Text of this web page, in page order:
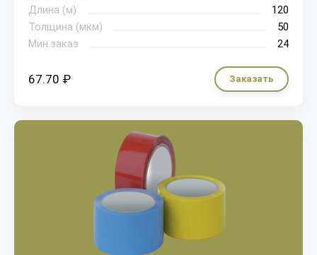
Длина (м)
120
Толщина (мкм)
50
Мин.заказ
24
67.70 ₽ Заказать